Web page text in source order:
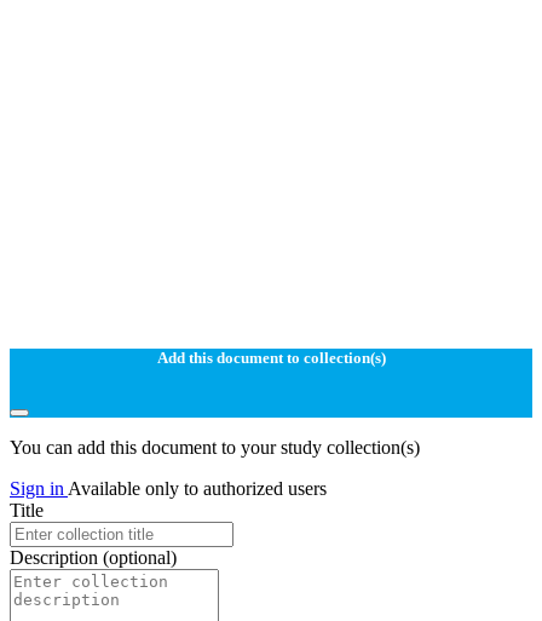
Add this document to collection(s)
You can add this document to your study collection(s)
Sign in Available only to authorized users
Title
Description (optional)